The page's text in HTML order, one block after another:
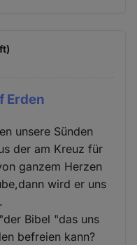
Erden
unsere Sünden
der am Kreuz für
ganzem Herzen
wird er uns
Bibel "das uns
befreien kann?